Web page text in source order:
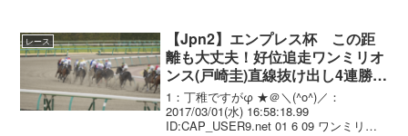
レース
【Jpn2】エンプレス杯 この距
離も大丈夫！好位追走ワンミリオ
ンス(戸崎圭)直線抜け出し4連勝！
重賞2勝目
1：丁稚ですがφ ★＠＼(^o^)／：
2017/03/01(水) 16:58:18.99
ID:CAP_USER9.net 01 6 09 ワンミリオ